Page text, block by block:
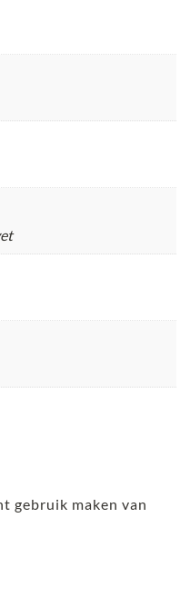
gebruik maken van